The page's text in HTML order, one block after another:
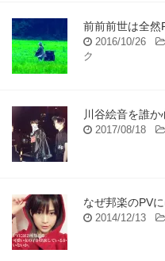
前前前世は全然
2016/10/26
ク
川谷絵音を誰か
2017/08/18
なぜ邦楽のPV
2014/12/13